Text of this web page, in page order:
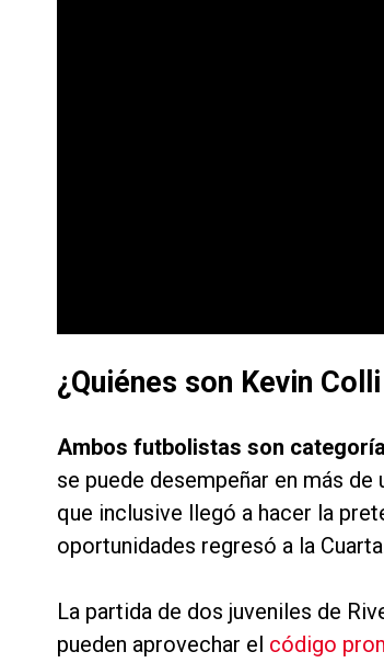
¿Quiénes son Kevin
Ambos futbolistas son
se puede desempeñar en más de
que inclusive llegó a hacer la
oportunidades regresó a la
La partida de dos juveniles de
pueden aprovechar el código